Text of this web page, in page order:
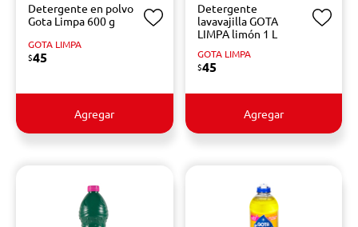
Detergente en polvo
Gota Limpa 600 g
GOTA LIMPA
$45
Agregar
Detergente
lavavajilla GOTA
LIMPA limón 1 L
GOTA LIMPA
$45
Agregar